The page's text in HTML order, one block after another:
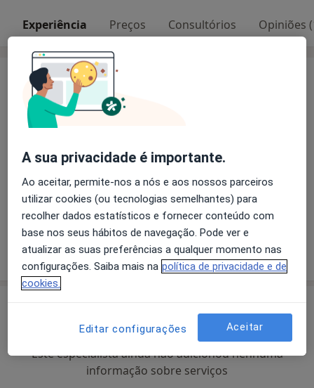
Experiência Preços Consultórios Opiniões
Experiência
Principais doenças tratadas
Onicomicose Pé Diabético
Adultos
Crianças
Mostrar mais detalhes
sobre a experiência
Sem informação sobre serviços e preços
Este especialista ainda não adicionou nenhuma
informação sobre serviços
A sua privacidade é importante.
Ao aceitar, permite-nos a nós e aos nossos parceiros
utilizar cookies (ou tecnologias semelhantes) para
recolher dados estatísticos e fornecer conteúdo com
base nos seus hábitos de navegação. Pode ver e
atualizar as suas preferências a qualquer momento nas
configurações. Saiba mais na política de privacidade e de
cookies.
Editar configurações Aceitar